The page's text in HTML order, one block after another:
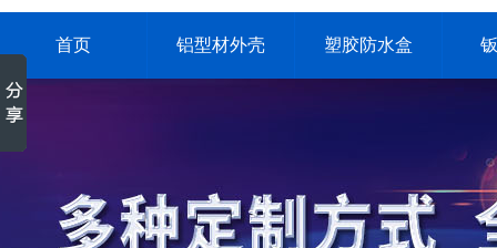
首页 铝型材外壳 塑胶防水盒